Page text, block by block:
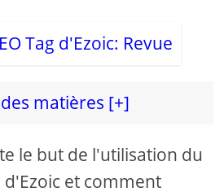
d
matières [+]
le but de l'utilisation du
d'Ezoic et comment